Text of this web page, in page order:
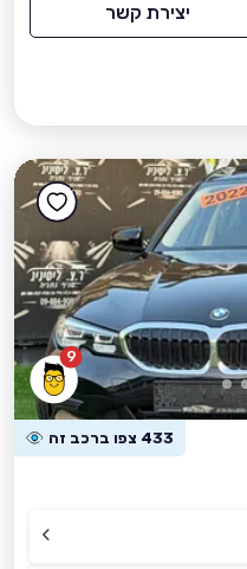
יצירת קשר
9
433 צפו ברכב זה